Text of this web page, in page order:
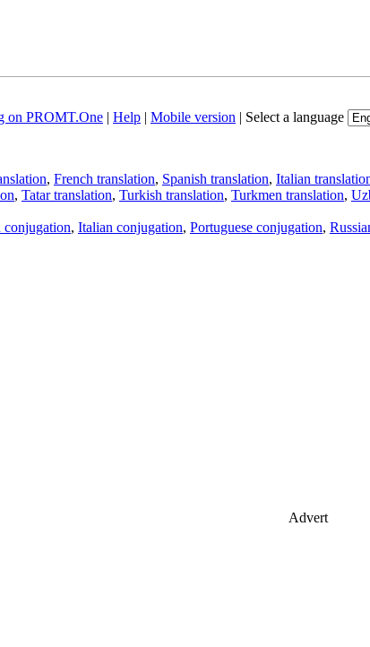
on PROMT.One | Help | Mobile version | Select a language
, French translation, Spanish translation, Italian
, Tatar translation, Turkish translation, Turkmen translation,
conjugation, Italian conjugation, Portuguese conjugation,
Advert